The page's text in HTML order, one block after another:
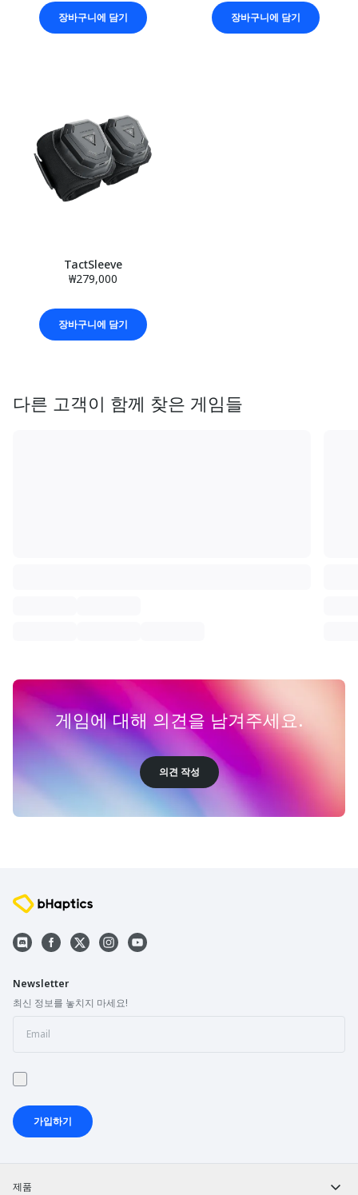
장바구니에 담기 장바구니에 담기
TactSleeve
₩279,000
장바구니에 담기
다른 고객이 함께 찾은 게임들
게임에 대해 의견을 남겨주세요.
의견 작성
제품
Newsletter
최신 정보를 놓치지 마세요!
가입하기